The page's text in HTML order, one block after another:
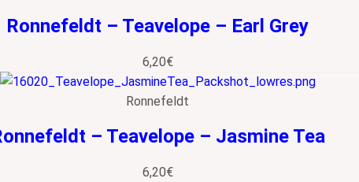
Ronnefeldt – Teavelope – Earl Grey
6,20€
Ronnefeldt
– Teavelope – Jasmine Tea
6,20€